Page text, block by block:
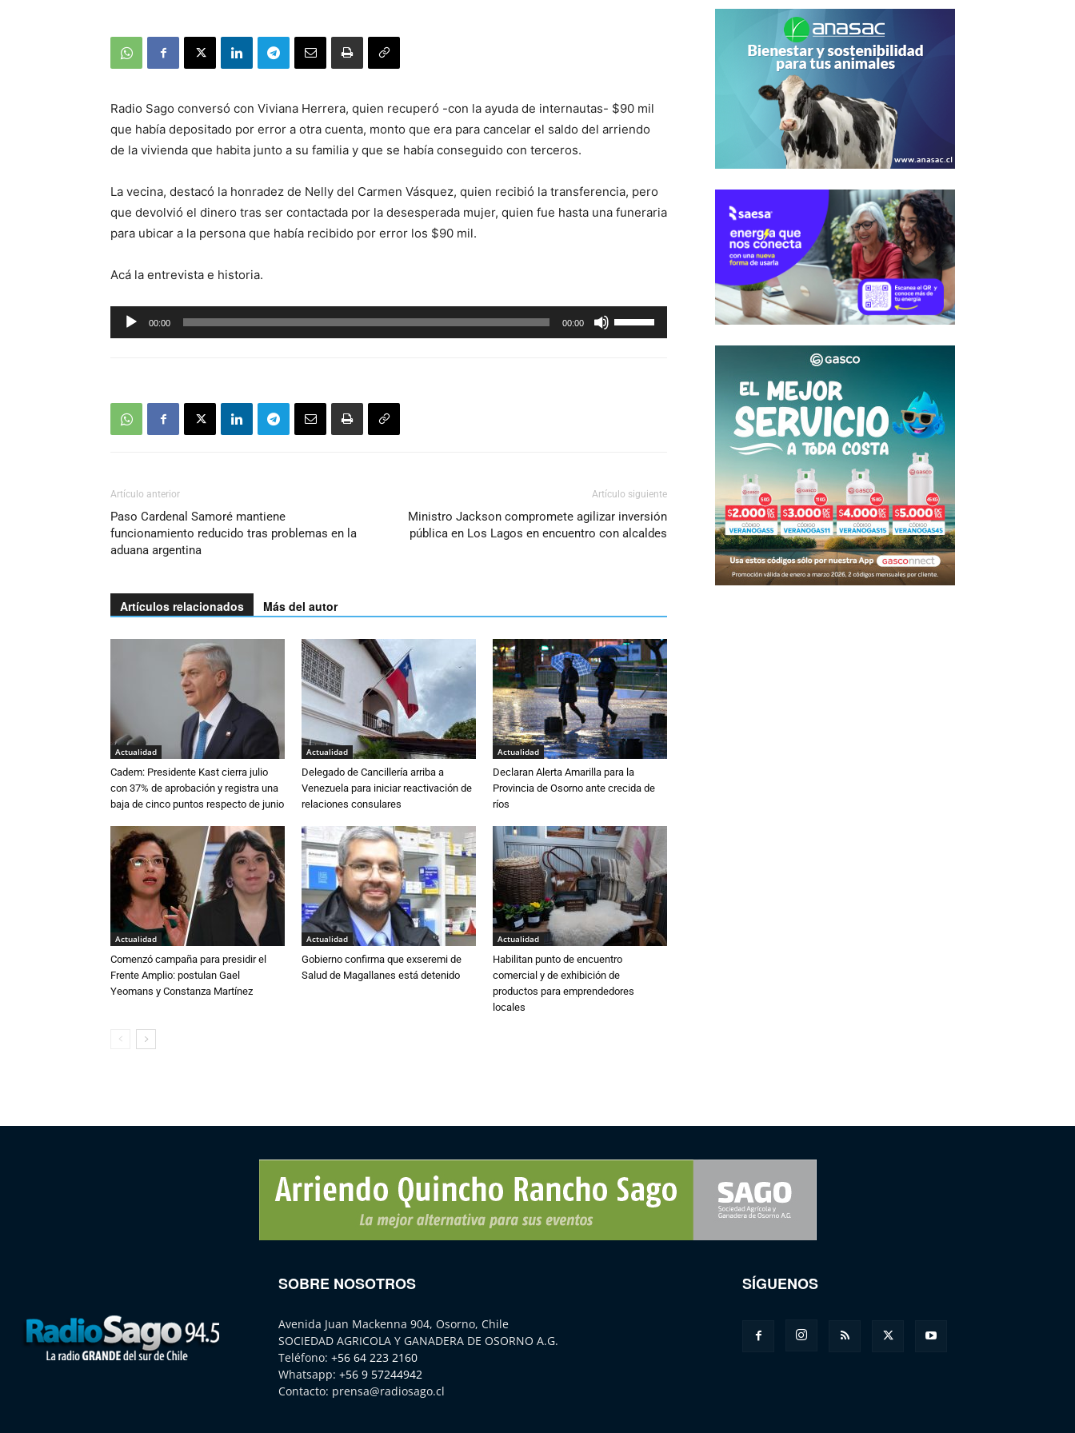
Radio Sago conversó con Viviana Herrera, quien recuperó -con la ayuda de internautas- $90 mil
que había depositado por error a otra cuenta, monto que era para cancelar el saldo del arriendo
de la vivienda que habita junto a su familia y que se había conseguido con terceros.
La vecina, destacó la honradez de Nelly del Carmen Vásquez, quien recibió la transferencia, pero
que devolvió el dinero tras ser contactada por la desesperada mujer, quien fue hasta una funeraria
para ubicar a la persona que había recibido por error los $90 mil.
Acá la entrevista e historia.
Reproductor
de
00:00 00:00
las
disminuir
el
Artículo anterior
Paso Cardenal Samoré mantiene
funcionamiento reducido tras problemas en la
aduana argentina
Artículo siguiente
Ministro Jackson compromete agilizar inversión
pública en Los Lagos en encuentro con alcaldes
Artículos relacionados Más del autor
Actualidad
Cadem: Presidente Kast cierra julio
con 37% de aprobación y registra una
baja de cinco puntos respecto de junio
Actualidad
Delegado de Cancillería arriba a
Venezuela para iniciar reactivación de
relaciones consulares
Actualidad
Declaran Alerta Amarilla para la
Provincia de Osorno ante crecida de
ríos
Actualidad
Comenzó campaña para presidir el
Frente Amplio: postulan Gael
Yeomans y Constanza Martínez
Actualidad
Gobierno confirma que exseremi de
Salud de Magallanes está detenido
Actualidad
Habilitan punto de encuentro
comercial y de exhibición de
productos para emprendedores
locales
SOBRE NOSOTROS
Avenida Juan Mackenna 904, Osorno, Chile
SOCIEDAD AGRICOLA Y GANADERA DE OSORNO A.G.
Teléfono: +56 64 223 2160
Whatsapp: +56 9 57244942
Contacto: prensa@radiosago.cl
SÍGUENOS